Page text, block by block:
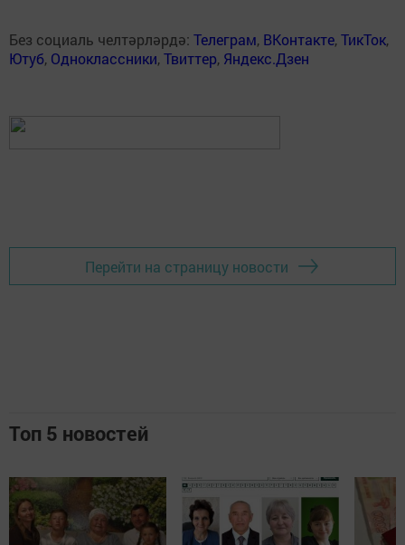
Без социаль челтәрләрдә: Телеграм, ВКонтакте,ТикТок,
Ютуб, Одноклассники,Твиттер, Яндекс.Дзен
Перейти на страницу новости
Топ 5 новостей